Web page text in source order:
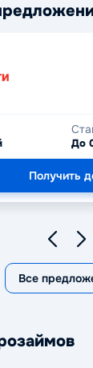
До
Получить
Все